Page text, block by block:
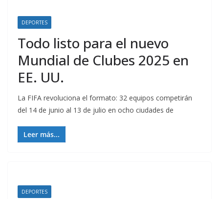
DEPORTES
Todo listo para el nuevo
Mundial de Clubes 2025 en
EE. UU.
La FIFA revoluciona el formato: 32 equipos competirán
del 14 de junio al 13 de julio en ocho ciudades de
Leer más...
DEPORTES